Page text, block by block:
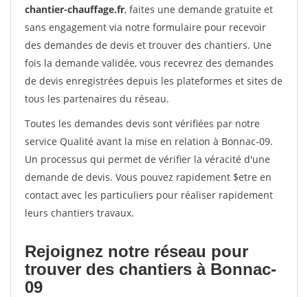
chantier-chauffage.fr, faites une demande gratuite et
sans engagement via notre formulaire pour recevoir
des demandes de devis et trouver des chantiers. Une
fois la demande validée, vous recevrez des demandes
de devis enregistrées depuis les plateformes et sites de
tous les partenaires du réseau.
Toutes les demandes devis sont vérifiées par notre
service Qualité avant la mise en relation à Bonnac-09.
Un processus qui permet de vérifier la véracité d'une
demande de devis. Vous pouvez rapidement $etre en
contact avec les particuliers pour réaliser rapidement
leurs chantiers travaux.
Rejoignez notre réseau pour
trouver des chantiers à Bonnac-
09